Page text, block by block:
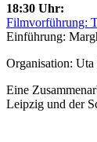
18:30 Uhr:
Filmvorführung:
Einführung:
Organisation:
Eine
Leipzig und der